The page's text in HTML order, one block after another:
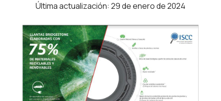
Última actualización: 29 de enero de 2024